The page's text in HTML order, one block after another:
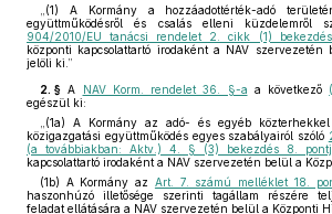
„(1) A Kormány a hozzáadottérték-adó
együttműködésről és csalás elleni küzdelemről
904/2010/EU tanácsi rendelet 2. cikk (1) bekezdés
központi kapcsolattartó irodaként a NAV
jelöli ki.”
2. § A NAV Korm. rendelet 36. §-a a következő
egészül ki:
„(1a) A Kormány az adó- és egyéb közterhekkel
közigazgatási együttműködés egyes szabályairól szóló
(a továbbiakban: Aktv.) 4. § (3) bekezdés 8.
kapcsolattartó irodaként a NAV szervezetén belül a
(1b) A Kormány az Art. 7. számú melléklet 18.
haszonhúzó illetősége szerinti tagállam részére
feladat ellátására a NAV szervezetén belül a Központi